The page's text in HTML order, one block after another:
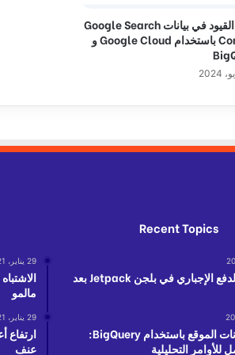
تجاوز القيود في بيانات Google Search
Console باستخدام Google Cloud و
Recent Topics
مشكلة الدفع الإجباري في بلجن Jetpack بعد
تحليل بيانات الموقع باستخدام BigQuery:
للأوامر التحليلية
29 يناير، 2021
مالمو
29 يناير، 2021
ارتفاع
عنف